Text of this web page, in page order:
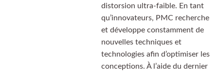
distorsion ultra-faible. En tant
qu’innovateurs, PMC recherche
et développe constamment de
nouvelles techniques et
technologies afin d’optimiser les
conceptions. À l’aide du dernier